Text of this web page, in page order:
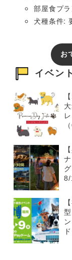
部屋食プ
犬種条件:
お
イベント
8/